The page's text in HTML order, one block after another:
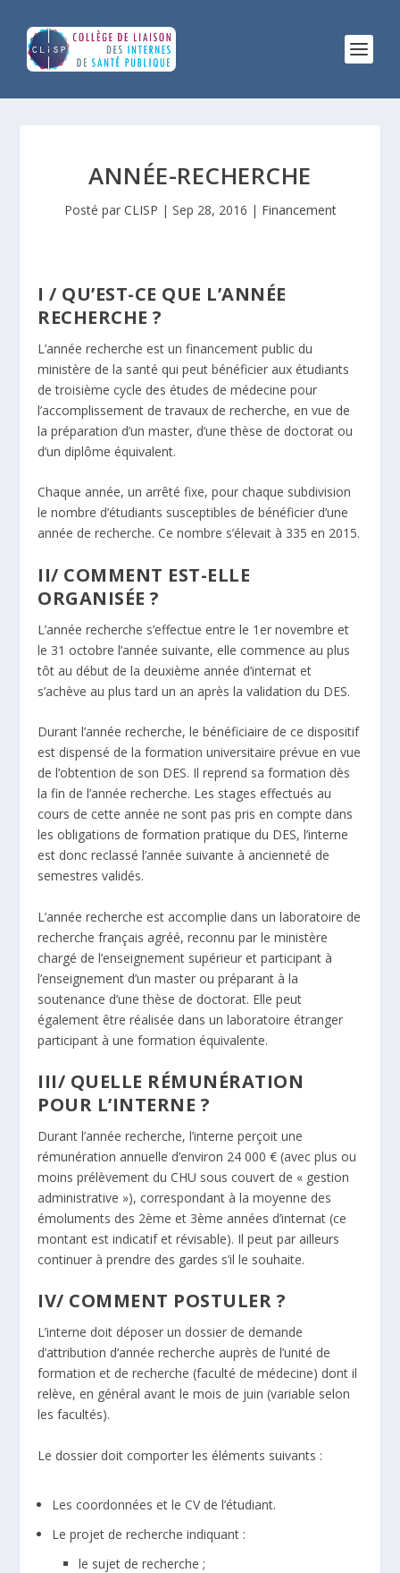
ANNÉE-RECHERCHE
Posté par CLISP | Sep 28, 2016 | Financement
I / QU’EST-CE QUE L’ANNÉE
RECHERCHE ?
L’année recherche est un financement public du
ministère de la santé qui peut bénéficier aux étudiants
de troisième cycle des études de médecine pour
l’accomplissement de travaux de recherche, en vue de
la préparation d’un master, d’une thèse de doctorat ou
d’un diplôme équivalent.
Chaque année, un arrêté fixe, pour chaque subdivision
le nombre d’étudiants susceptibles de bénéficier d’une
année de recherche. Ce nombre s’élevait à 335 en 2015.
II/ COMMENT EST-ELLE
ORGANISÉE ?
L’année recherche s’effectue entre le 1er novembre et
le 31 octobre l’année suivante, elle commence au plus
tôt au début de la deuxième année d’internat et
s’achève au plus tard un an après la validation du DES.
Durant l’année recherche, le bénéficiaire de ce dispositif
est dispensé de la formation universitaire prévue en vue
de l’obtention de son DES. Il reprend sa formation dès
la fin de l’année recherche. Les stages effectués au
cours de cette année ne sont pas pris en compte dans
les obligations de formation pratique du DES, l’interne
est donc reclassé l’année suivante à ancienneté de
semestres validés.
L’année recherche est accomplie dans un laboratoire de
recherche français agréé, reconnu par le ministère
chargé de l’enseignement supérieur et participant à
l’enseignement d’un master ou préparant à la
soutenance d’une thèse de doctorat. Elle peut
également être réalisée dans un laboratoire étranger
participant à une formation équivalente.
III/ QUELLE RÉMUNÉRATION
POUR L’INTERNE ?
Durant l’année recherche, l’interne perçoit une
rémunération annuelle d’environ 24 000 € (avec plus ou
moins prélèvement du CHU sous couvert de « gestion
administrative »), correspondant à la moyenne des
émoluments des 2ème et 3ème années d’internat (ce
montant est indicatif et révisable). Il peut par ailleurs
continuer à prendre des gardes s’il le souhaite.
IV/ COMMENT POSTULER ?
L’interne doit déposer un dossier de demande
d’attribution d’année recherche auprès de l’unité de
formation et de recherche (faculté de médecine) dont il
relève, en général avant le mois de juin (variable selon
les facultés).
Le dossier doit comporter les éléments suivants :
Les coordonnées et le CV de l’étudiant.
Le projet de recherche indiquant :
le sujet de recherche ;